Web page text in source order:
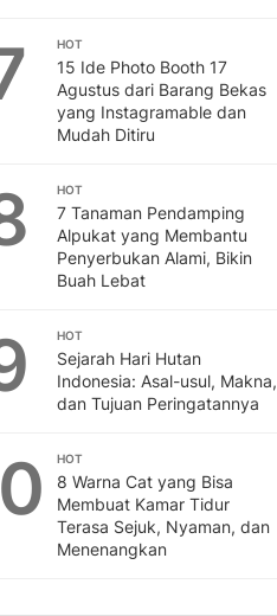
HOT
15 Ide Photo Booth 17
Agustus dari Barang Bekas
yang Instagramable dan
Mudah Ditiru
HOT
7 Tanaman Pendamping
Alpukat yang Membantu
Penyerbukan Alami, Bikin
Buah Lebat
HOT
Sejarah Hari Hutan
Indonesia: Asal-usul, Makna,
dan Tujuan Peringatannya
HOT
8 Warna Cat yang Bisa
Membuat Kamar Tidur
Terasa Sejuk, Nyaman, dan
Menenangkan